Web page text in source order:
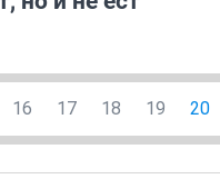
16 17 18 19 20